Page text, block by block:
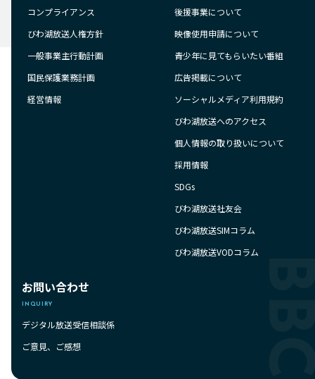
コンプライアンス
びわ湖放送人権方針
一般事業主行動計画
国民保護業務計画
経営情報
後援事業について
映像使用申請について
青少年に見てもらいたい番組
広告掲載について
ソーシャルメディア利用規約
びわ湖放送へのアクセス
個人情報の取り扱いについて
採用情報
SDGs
びわ湖放送社友会
びわ湖放送SIMコラム
びわ湖放送VODコラム
お問い合わせ
INQUIRY
デジタル放送受信相談係
ご意見、ご感想